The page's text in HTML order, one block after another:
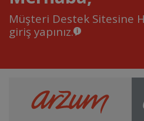
Müşteri Destek Sitesine
giriş yapınız.